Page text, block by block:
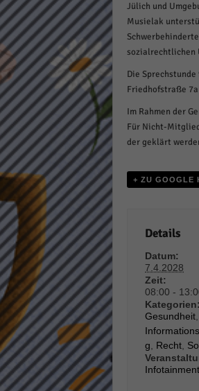
Jülich und
Musielak
sozialrechtlichen
Die
Friedhofstraße
Im Rahmen der
Für Nicht-
der geklärt
+ ZU GOOGLE
Details
Datum:
7.4.2028
Zeit:
08:00 -
Kategorien:
Gesundheit
g
Recht
Infotainment